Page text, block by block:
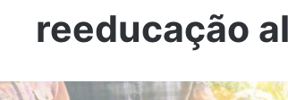
reeducação